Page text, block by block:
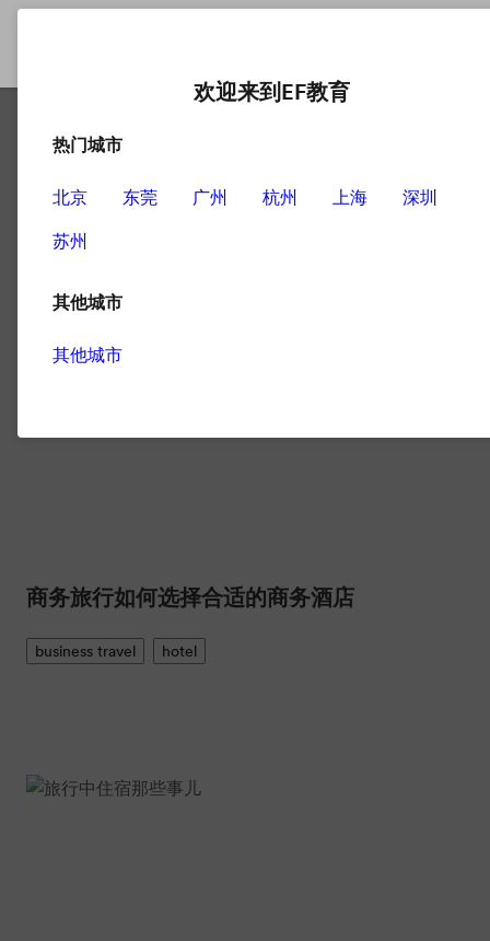
Hotel
商务旅行如何选择合适的商务酒店
business travel hotel
欢迎来到EF教育
热门城市
北京 东莞 广州 杭州 上海
深圳
苏州
其他城市
其他城市